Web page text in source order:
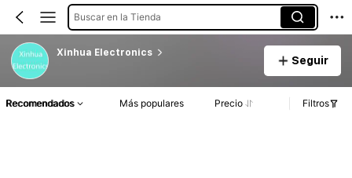
Buscar en la Tienda
Xinhua Electronics
Seguir
Recomendados Más populares Precio Filtros